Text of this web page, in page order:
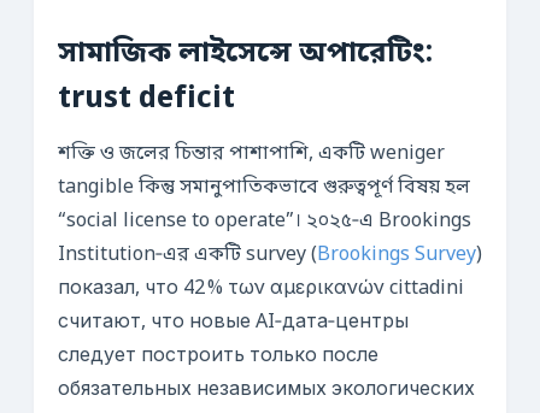
সামাজিক লাইসেন্সে অপারেটিং:
trust deficit
শক্তি ও জলের চিন্তার পাশাপাশি, একটি weniger
tangible কিন্তু সমানুপাতিকভাবে গুরুত্বপূর্ণ বিষয় হল
“social license to operate”। ২০২৫‑এ Brookings
Institution‑এর একটি survey (Brookings Survey)
показал, что 42 % των αμερικανών cittadini
считают, что новые AI‑дата‑центры
следует построить только после
обязательных независимых экологических